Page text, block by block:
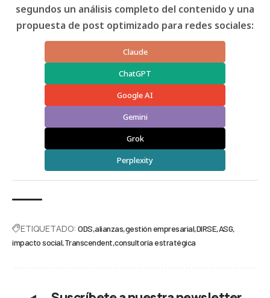
segundos un análisis completo del contenido y una
propuesta de post optimizado para redes sociales:
Claude
ChatGPT
Google AI
Gemini
Grok
Perplexity
ETIQUETADO: ODS alianzas gestión empresarial DIRSE ASG
impacto social Transcendent consultoría estratégica